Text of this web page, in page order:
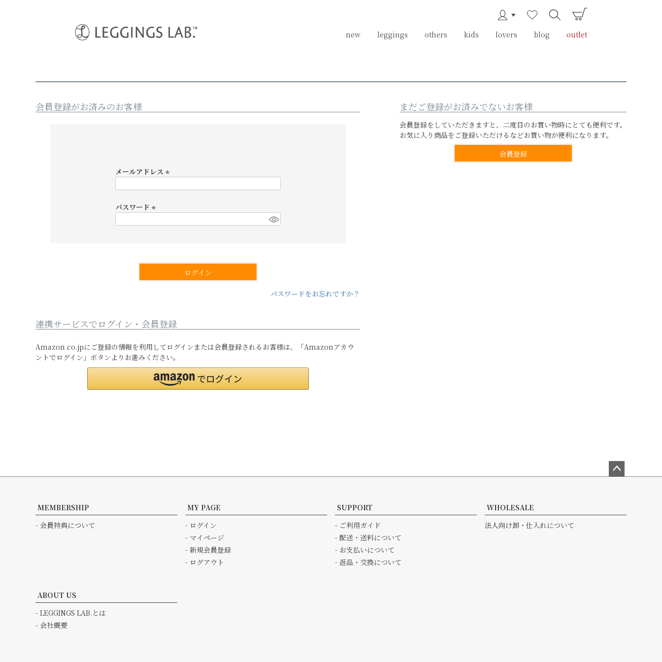
new leggings others kids lovers blog outlet
new leggings others kids lovers blog outlet
会員登録がお済みのお客様
メールアドレス
)
パスワード
ログイン
パスワードをお忘れですか？
連携サービスでログイン・会員登録
Amazon.co.jpにご登録の情報を利用してログインまたは会員登録されるお客様は、「Amazonアカウ
ントでログイン」ボタンよりお進みください。
まだご登録がお済みでないお客様
会員登録をしていただきますと、二度目のお買い物時にとても便利です。
お気に入り商品をご登録いただけるなどお買い物が便利になります。
会員登録
へ
MEMBERSHIP
- 会員特典について
MY PAGE
- ログイン
- マイページ
- 新規会員登録
- ログアウト
SUPPORT
- ご利用ガイド
- 配送・送料について
- お支払いについて
- 返品・交換について
WHOLESALE
法人向け卸・仕入れについて
ABOUT US
- LEGGINGS LAB.とは
- 会社概要